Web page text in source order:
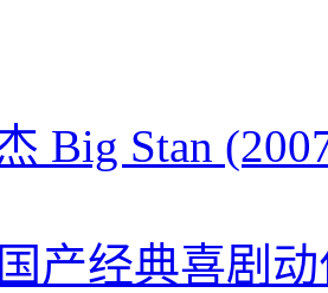
Big Stan
产经典喜剧